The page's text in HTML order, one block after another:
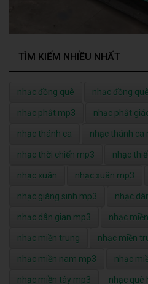
TÌM KIẾM NHIỀU NHẤT
nhạc đồng quê nhạc đồng
nhạc phật mp3 nhạc phật
nhạc thánh ca nhạc thánh ca
nhạc thời chiến mp3 nhạc
nhạc xuân nhạc xuân mp3
nhạc giáng sinh mp3 nhạc
nhạc dân gian mp3 nhạc
nhạc miền trung nhạc miền
nhạc miền nam mp3 nhạc
nhạc miền tây mp3 nhạc quê